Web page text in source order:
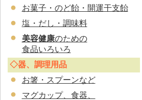
お菓子・のど飴・開運干支飴
塩・だし・調味料
美容健康のための
食品いろいろ
◇器、調理用品
お箸・スプーンなど
マグカップ、食器、